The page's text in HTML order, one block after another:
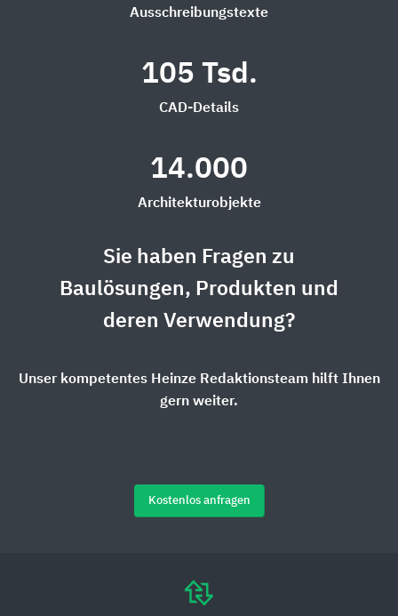
Ausschreibungstexte
105 Tsd.
CAD-Details
14.000
Architekturobjekte
Sie haben Fragen zu
Baulösungen, Produkten und
deren Verwendung?
Unser kompetentes Heinze Redaktionsteam hilft Ihnen
gern weiter.
Kostenlos anfragen